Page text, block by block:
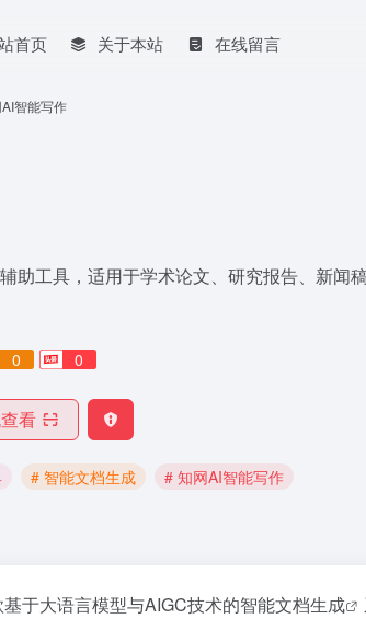
首页 关于本站 在线留言
智能写作
助工具，适用于学术论文、研究报告、新闻
0 0
看
# 智能文档生成 # 知网AI智能写作
于大语言模型与AIGC技术的智能文档生成